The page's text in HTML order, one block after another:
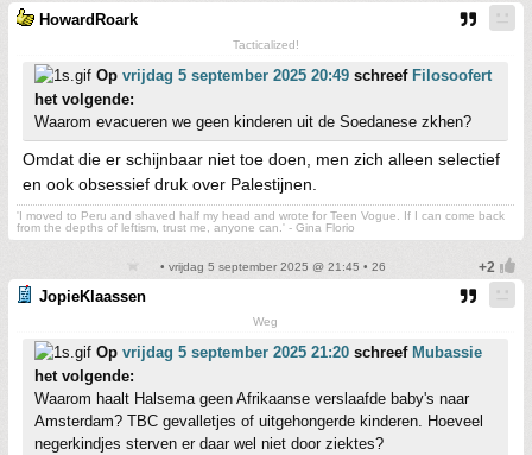
HowardRoark
Tacticalized!
Op vrijdag 5 september 2025 20:49 schreef Filosoofert
het volgende:
Waarom evacueren we geen kinderen uit de Soedanese zkhen?
Omdat die er schijnbaar niet toe doen, men zich alleen selectief
en ook obsessief druk over Palestijnen.
'I moved to Peru and shaved half my head and wrote for Teen Vogue. If I can come back
from the depths of leftism, trust me, anyone can.' - Gina Florio
• vrijdag 5 september 2025 @ 21:45 • 26
JopieKlaassen
Weg
Op vrijdag 5 september 2025 21:20 schreef Mubassie
het volgende:
Waarom haalt Halsema geen Afrikaanse verslaafde baby's naar
Amsterdam? TBC gevalletjes of uitgehongerde kinderen. Hoeveel
negerkindjes sterven er daar wel niet door ziektes?